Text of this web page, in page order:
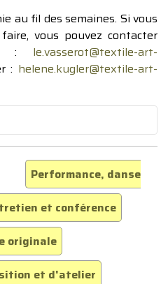
au fil des semaines. Si vous
vous pouvez contacter
: le.vasserot@textile-art-
: helene.kugler@textile-art-
Performance, danse
et conférence
originale
et d'atelier